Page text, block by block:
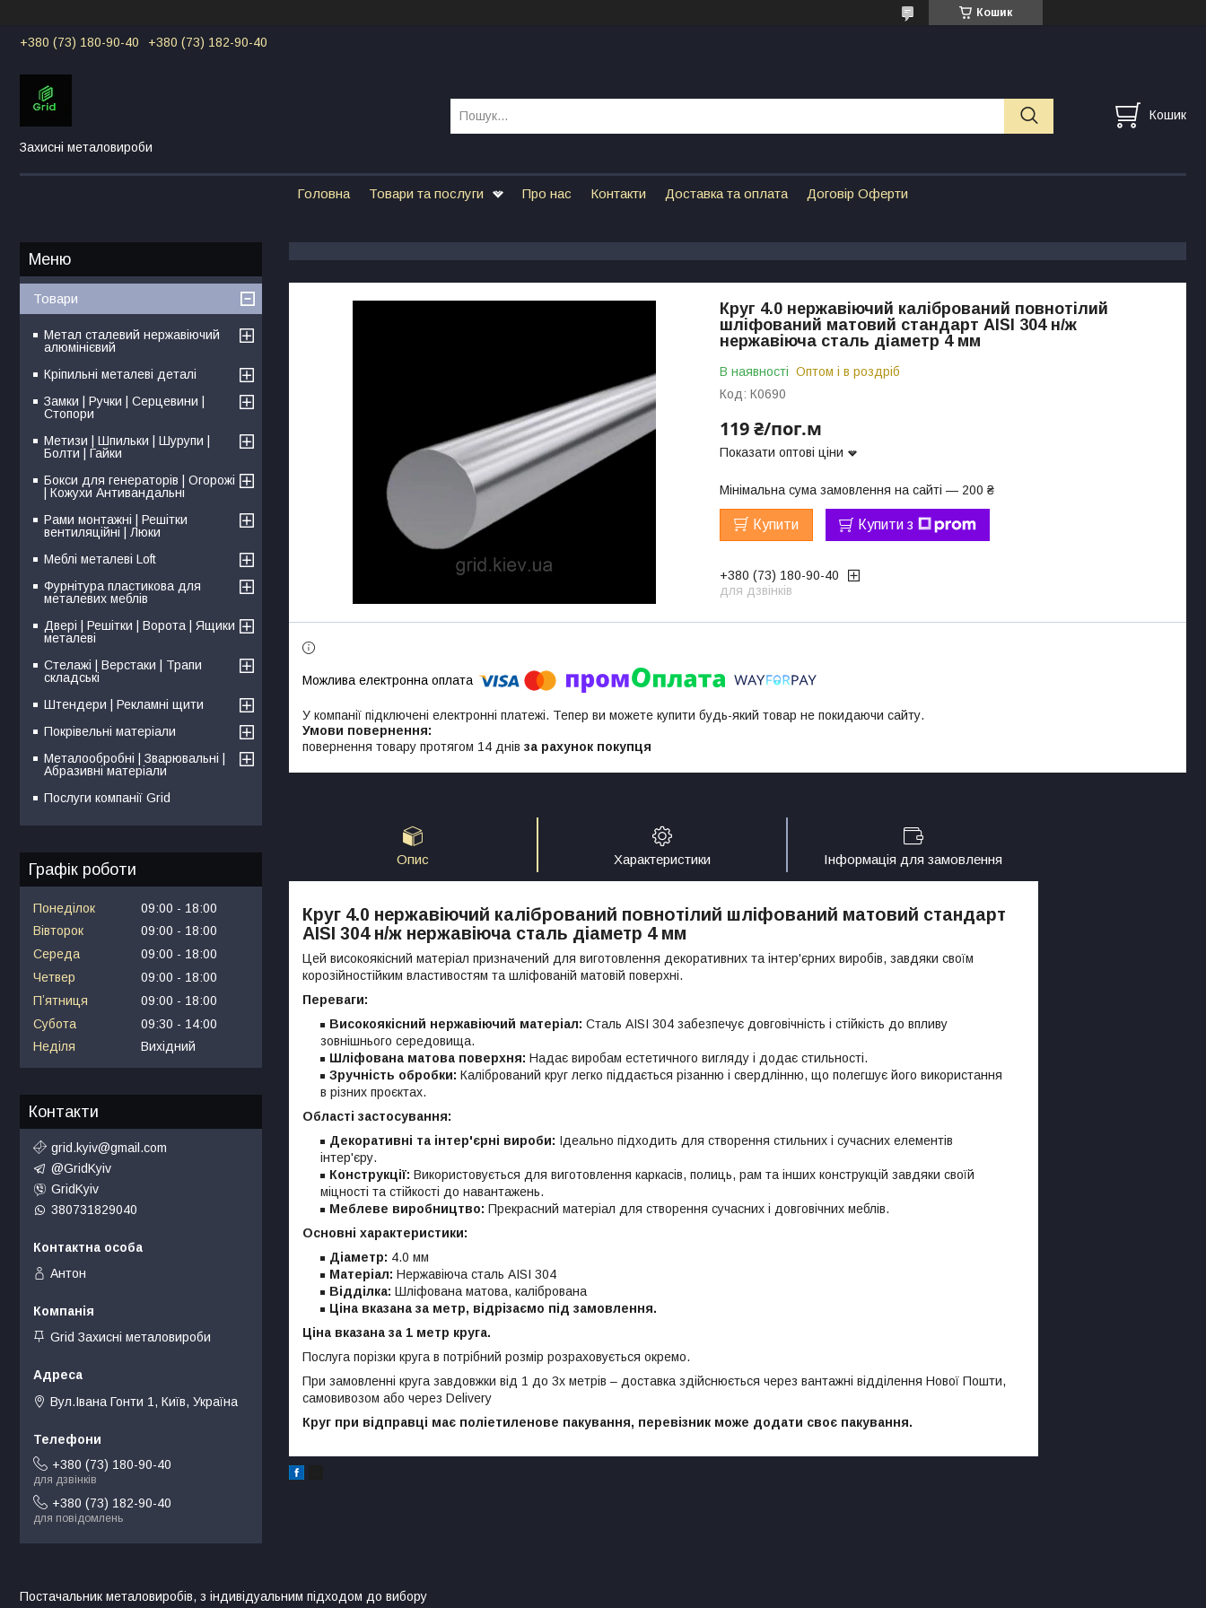
Кошик
+380 (73) 180-90-40 +380 (73) 182-90-40
Захисні металовироби
Кошик
Головна Товари та послуги Про нас Контакти Доставка та оплата Договір Оферти
Круг 4.0 нержавіючий калібрований повнотілий
шліфований матовий стандарт AISI 304 н/ж
нержавіюча сталь діаметр 4 мм
В наявності Оптом і в роздріб
Код: К0690
119 ₴/пог.м
Показати оптові ціни
Мінімальна сума замовлення на сайті — 200 ₴
Купити Купити з
+380 (73) 180-90-40
для дзвінків
У компанії підключені електронні платежі. Тепер ви можете купити будь-який товар не покидаючи сайту.
повернення товару протягом 14 днів за рахунок покупця
Опис Характеристики Інформація для замовлення
Круг 4.0 нержавіючий калібрований повнотілий шліфований матовий стандарт
AISI 304 н/ж нержавіюча сталь діаметр 4 мм
Цей високоякісний матеріал призначений для виготовлення декоративних та інтер'єрних виробів, завдяки своїм
корозійностійким властивостям та шліфованій матовій поверхні.
Переваги:
Високоякісний нержавіючий матеріал: Сталь AISI 304 забезпечує довговічність і стійкість до впливу
зовнішнього середовища.
Шліфована матова поверхня: Надає виробам естетичного вигляду і додає стильності.
Зручність обробки: Калібрований круг легко піддається різанню і свердлінню, що полегшує його використання
в різних проєктах.
Області застосування:
Декоративні та інтер'єрні вироби: Ідеально підходить для створення стильних і сучасних елементів
інтер'єру.
Конструкції: Використовується для виготовлення каркасів, полиць, рам та інших конструкцій завдяки своїй
міцності та стійкості до навантажень.
Меблеве виробництво: Прекрасний матеріал для створення сучасних і довговічних меблів.
Основні характеристики:
Діаметр: 4.0 мм
Матеріал: Нержавіюча сталь AISI 304
Відділка: Шліфована матова, калібрована
Ціна вказана за метр, відрізаємо під замовлення.
Ціна вказана за 1 метр круга.
Послуга порізки круга в потрібний розмір розраховується окремо.
При замовленні круга завдовжки від 1 до 3х метрів – доставка здійснюється через вантажні відділення Нової Пошти,
самовивозом або через Delivery
Круг при відправці має поліетиленове пакування, перевізник може додати своє пакування.
Товари
Метал сталевий нержавіючий
алюмінієвий
Кріпильні металеві деталі
Замки | Ручки | Серцевини |
Стопори
Метизи | Шпильки | Шурупи |
Болти | Гайки
Бокси для генераторів | Огорожі
| Кожухи Антивандальні
Рами монтажні | Решітки
вентиляційні | Люки
Меблі металеві Loft
Фурнітура пластикова для
металевих меблів
Двері | Решітки | Ворота | Ящики
металеві
Стелажі | Верстаки | Трапи
складські
Штендери | Рекламні щити
Покрівельні матеріали
Металообробні | Зварювальні |
Абразивні матеріали
Послуги компанії Grid
Графік роботи
Понеділок 09:00
18:00
Вівторок
09:00
18:00
Середа
09:00
18:00
Четвер
09:00
18:00
Пʼятниця
09:00
18:00
Субота
09:30
14:00
Неділя
Вихідний
Контакти
grid.kyiv@gmail.com
@GridKyiv
GridKyiv
380731829040
Антон
Grid Захисні металовироби
Вул.Івана Гонти 1, Київ, Україна
+380 (73) 180-90-40
для дзвінків
+380 (73) 182-90-40
для повідомлень
Постачальник металовиробів, з індивідуальним підходом до вибору